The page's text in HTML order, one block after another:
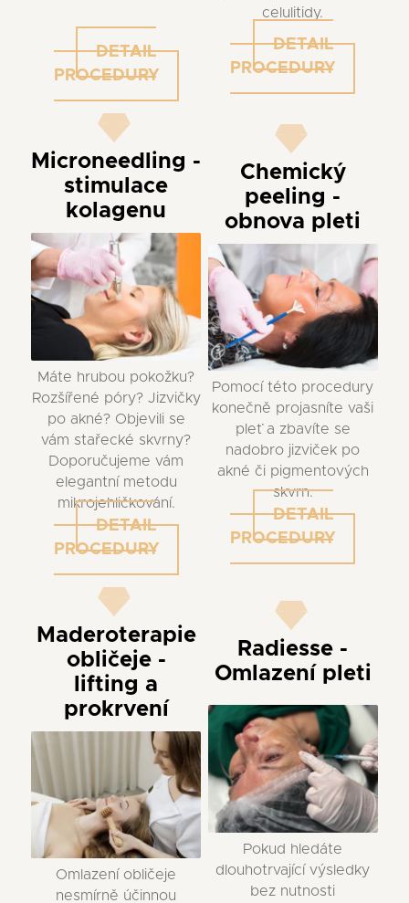
DETAIL
PROCEDURY
celulitidy.
DETAIL
PROCEDURY
Microneedling -
stimulace
kolagenu
Máte hrubou pokožku?
Rozšířené póry? Jizvičky
po akné? Objevili se
vám stařecké skvrny?
Doporučujeme vám
elegantní metodu
mikrojehličkování.
DETAIL
PROCEDURY
Chemický
peeling -
obnova pleti
Pomocí této procedury
konečně projasníte vaši
pleť a zbavíte se
nadobro jizviček po
akné či pigmentových
skvrn.
DETAIL
PROCEDURY
Maderoterapie
obličeje -
lifting a
prokrvení
Omlazení obličeje
nesmírně účinnou
Radiesse -
Omlazení pleti
Pokud hledáte
dlouhotrvající výsledky
bez nutnosti